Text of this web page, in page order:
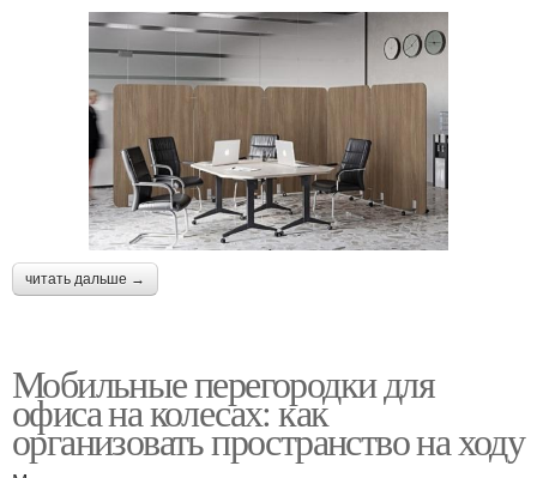
читать дальше →
Мобильные перегородки для
офиса на колесах: как
организовать пространство на ходу